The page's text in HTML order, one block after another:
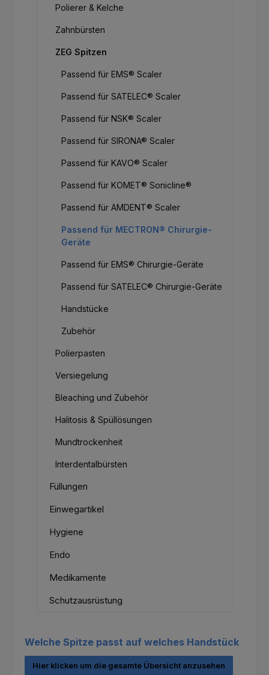
Polierer & Kelche
Zahnbürsten
ZEG Spitzen
Passend für EMS® Scaler
Passend für SATELEC® Scaler
Passend für NSK® Scaler
Passend für SIRONA® Scaler
Passend für KAVO® Scaler
Passend für KOMET® Sonicline®
Passend für AMDENT® Scaler
Passend für MECTRON® Chirurgie-
Geräte
Passend für EMS® Chirurgie-Geräte
Passend für SATELEC® Chirurgie-Geräte
Handstücke
Zubehör
Polierpasten
Versiegelung
Bleaching und Zubehör
Halitosis & Spüllösungen
Mundtrockenheit
Interdentalbürsten
Füllungen
Einwegartikel
Hygiene
Endo
Medikamente
Schutzausrüstung
Welche Spitze passt auf welches Handstück
Hier klicken um die gesamte Übersicht anzusehen